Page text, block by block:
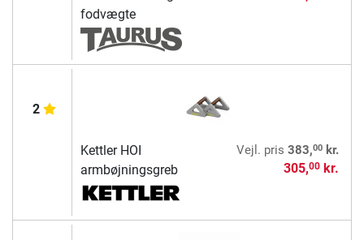
fodvægte
2
Kettler HOI
armbøjningsgreb
Vejl. pris 383,00kr.
305,00kr.